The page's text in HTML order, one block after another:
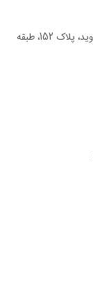
آدرس: خیابان کارگر جنوبی، خیابان روانمهر، نبش منیرجاوید، پلاک 152، طبقه